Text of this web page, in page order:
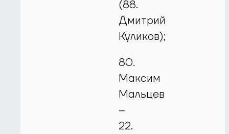
(88.
Дмитрий
Куликов);
80.
Максим
Мальцев
–
22.